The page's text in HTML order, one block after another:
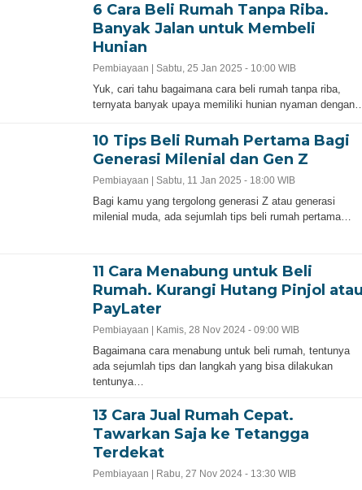
6 Cara Beli Rumah Tanpa Riba.
Banyak Jalan untuk Membeli
Hunian
Pembiayaan | Sabtu, 25 Jan 2025 - 10:00 WIB
Yuk, cari tahu bagaimana cara beli rumah tanpa riba,
ternyata banyak upaya memiliki hunian nyaman
10 Tips Beli Rumah Pertama Bagi
Generasi Milenial dan Gen Z
Pembiayaan | Sabtu, 11 Jan 2025 - 18:00 WIB
Bagi kamu yang tergolong generasi Z atau generasi
milenial muda, ada sejumlah tips beli rumah pertama…
11 Cara Menabung untuk Beli
Rumah. Kurangi Hutang Pinjol
PayLater
Pembiayaan | Kamis, 28 Nov 2024 - 09:00 WIB
Bagaimana cara menabung untuk beli rumah, tentunya
ada sejumlah tips dan langkah yang bisa dilakukan
tentunya…
13 Cara Jual Rumah Cepat.
Tawarkan Saja ke Tetangga
Terdekat
Pembiayaan | Rabu, 27 Nov 2024 - 13:30 WIB